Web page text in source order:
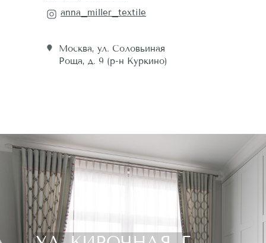
Москва, ул. Соловьиная
Роща, д. 9 (р-н Куркино)
anna_miller_textile